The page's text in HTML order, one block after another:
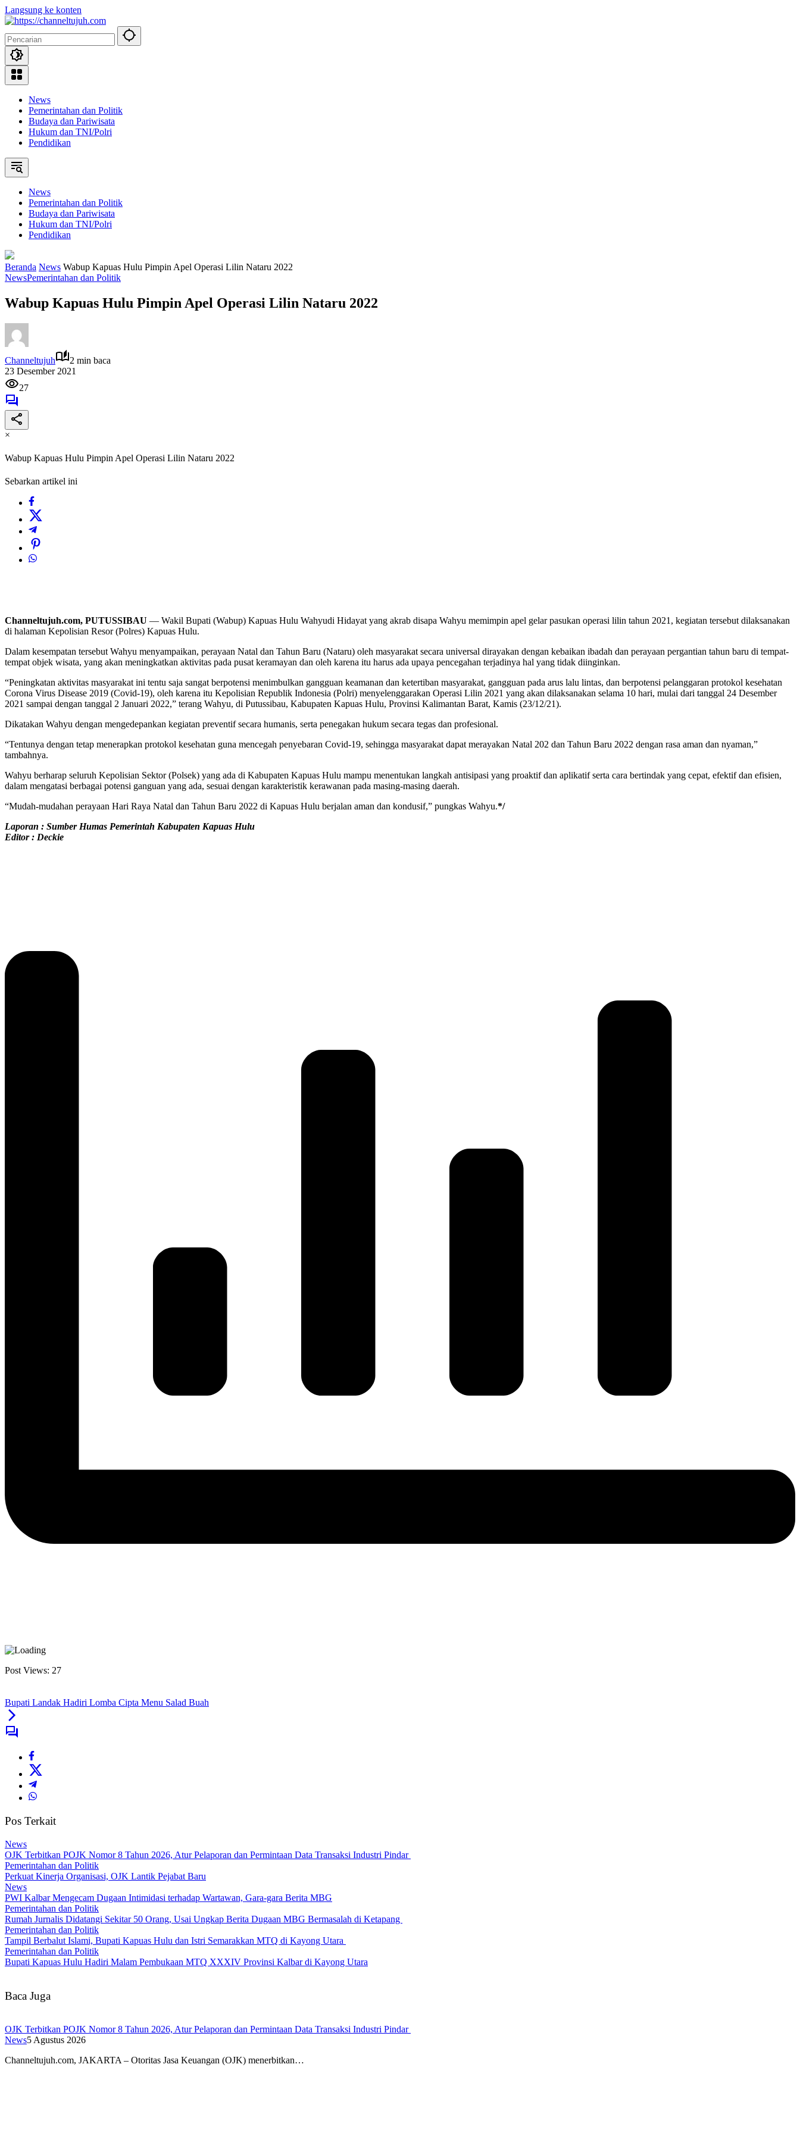
Langsung ke konten
News
Pemerintahan dan Politik
Budaya dan Pariwisata
Hukum dan TNI/Polri
Pendidikan
News
Pemerintahan dan Politik
Budaya dan Pariwisata
Hukum dan TNI/Polri
Pendidikan
Beranda News Wabup Kapuas Hulu Pimpin Apel Operasi Lilin Nataru 2022
NewsPemerintahan dan Politik
Wabup Kapuas Hulu Pimpin Apel Operasi Lilin Nataru 2022
Channeltujuh
2 min baca
23 Desember 2021
27
×
Wabup Kapuas Hulu Pimpin Apel Operasi Lilin Nataru 2022
Sebarkan artikel ini
Channeltujuh.com, PUTUSSIBAU — Wakil Bupati (Wabup) Kapuas Hulu Wahyudi Hidayat yang akrab disapa Wahyu memimpin apel gelar pasukan operasi lilin tahun 2021, kegiatan tersebut dilaksanakan
di halaman Kepolisian Resor (Polres) Kapuas Hulu.
Dalam kesempatan tersebut Wahyu menyampaikan, perayaan Natal dan Tahun Baru (Nataru) oleh masyarakat secara universal dirayakan dengan kebaikan ibadah dan perayaan pergantian tahun baru di tempat-
tempat objek wisata, yang akan meningkatkan aktivitas pada pusat keramayan dan oleh karena itu harus ada upaya pencegahan terjadinya hal yang tidak diinginkan.
“Peningkatan aktivitas masyarakat ini tentu saja sangat berpotensi menimbulkan gangguan keamanan dan ketertiban masyarakat, gangguan pada arus lalu lintas, dan berpotensi pelanggaran protokol kesehatan
Corona Virus Disease 2019 (Covid-19), oleh karena itu Kepolisian Republik Indonesia (Polri) menyelenggarakan Operasi Lilin 2021 yang akan dilaksanakan selama 10 hari, mulai dari tanggal 24 Desember
2021 sampai dengan tanggal 2 Januari 2022,” terang Wahyu, di Putussibau, Kabupaten Kapuas Hulu, Provinsi Kalimantan Barat, Kamis (23/12/21).
Dikatakan Wahyu dengan mengedepankan kegiatan preventif secara humanis, serta penegakan hukum secara tegas dan profesional.
“Tentunya dengan tetap menerapkan protokol kesehatan guna mencegah penyebaran Covid-19, sehingga masyarakat dapat merayakan Natal 202 dan Tahun Baru 2022 dengan rasa aman dan nyaman,”
tambahnya.
Wahyu berharap seluruh Kepolisian Sektor (Polsek) yang ada di Kabupaten Kapuas Hulu mampu menentukan langkah antisipasi yang proaktif dan aplikatif serta cara bertindak yang cepat, efektif dan efisien,
dalam mengatasi berbagai potensi ganguan yang ada, sesuai dengan karakteristik kerawanan pada masing-masing daerah.
“Mudah-mudahan perayaan Hari Raya Natal dan Tahun Baru 2022 di Kapuas Hulu berjalan aman dan kondusif,” pungkas Wahyu.*/
Laporan : Sumber Humas Pemerintah Kabupaten Kapuas Hulu
Editor : Deckie
Post Views: 27
Bupati Landak Hadiri Lomba Cipta Menu Salad Buah
Pos Terkait
News
OJK Terbitkan POJK Nomor 8 Tahun 2026, Atur Pelaporan dan Permintaan Data Transaksi Industri Pindar
Pemerintahan dan Politik
Perkuat Kinerja Organisasi, OJK Lantik Pejabat Baru
News
PWI Kalbar Mengecam Dugaan Intimidasi terhadap Wartawan, Gara-gara Berita MBG
Pemerintahan dan Politik
Rumah Jurnalis Didatangi Sekitar 50 Orang, Usai Ungkap Berita Dugaan MBG Bermasalah di Ketapang
Pemerintahan dan Politik
Tampil Berbalut Islami, Bupati Kapuas Hulu dan Istri Semarakkan MTQ di Kayong Utara
Pemerintahan dan Politik
Bupati Kapuas Hulu Hadiri Malam Pembukaan MTQ XXXIV Provinsi Kalbar di Kayong Utara
Baca Juga
OJK Terbitkan POJK Nomor 8 Tahun 2026, Atur Pelaporan dan Permintaan Data Transaksi Industri Pindar
News5 Agustus 2026
Channeltujuh.com, JAKARTA – Otoritas Jasa Keuangan (OJK) menerbitkan…